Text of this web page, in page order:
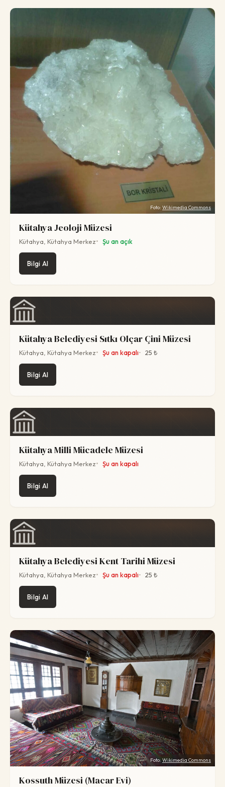
Foto: Wikimedia Commons
Kütahya Jeoloji Müzesi
Kütahya, Kütahya Merkez Şu an açık
Bilgi Al
Kütahya Belediyesi Sıtkı Olçar Çini Müzesi
Kütahya, Kütahya Merkez Şu an kapalı 25 ₺
Bilgi Al
Kütahya Milli Mücadele Müzesi
Kütahya, Kütahya Merkez Şu an kapalı
Bilgi Al
Kütahya Belediyesi Kent Tarihi Müzesi
Kütahya, Kütahya Merkez Şu an kapalı 25 ₺
Bilgi Al
Foto: Wikimedia Commons
Kossuth Müzesi (Macar Evi)